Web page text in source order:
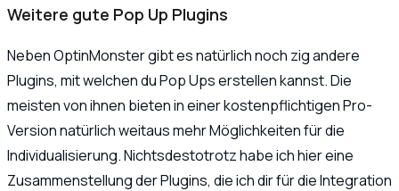
Weitere gute Pop Up Plugins
Neben OptinMonster gibt es natürlich noch zig andere
Plugins, mit welchen du Pop Ups erstellen kannst. Die
meisten von ihnen bieten in einer kostenpflichtigen Pro-
Version natürlich weitaus mehr Möglichkeiten für die
Individualisierung. Nichtsdestotrotz habe ich hier eine
Zusammenstellung der Plugins, die ich dir für die Integration